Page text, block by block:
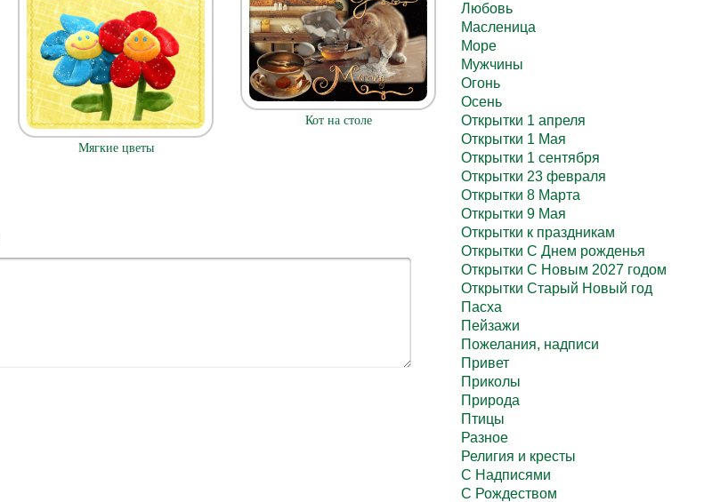
Мягкие цветы
Кот на столе
Любовь
Масленица
Море
Мужчины
Огонь
Осень
Открытки 1 апреля
Открытки 1 Мая
Открытки 1 сентября
Открытки 23 февраля
Открытки 8 Марта
Открытки 9 Мая
Открытки к праздникам
Открытки С Днем рожденья
Открытки С Новым 2027 годом
Открытки Старый Новый год
Пасха
Пейзажи
Пожелания, надписи
Привет
Приколы
Природа
Птицы
Разное
Религия и кресты
С Надписями
С Рождеством